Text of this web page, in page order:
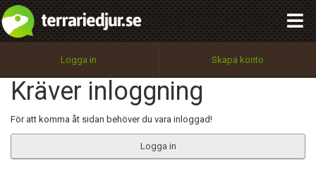
Logga in Skapa konto
Kräver inloggning
För att komma åt sidan behöver du vara inloggad!
Logga in
Utför
100%
OK
integritetspolicy
Namn:
Epost:
Begär nytt lösenord
Tillbaka till förstasidan